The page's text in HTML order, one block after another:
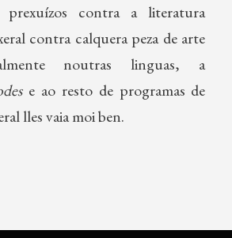
prexuízos contra a literatura
contra calquera peza de arte
noutras linguas, a
e ao resto de programas de
lles vaia moi ben.